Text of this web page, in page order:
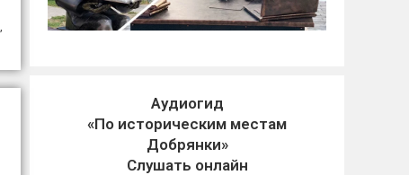
Аудиогид
«По историческим местам
Добрянки»
Слушать онлайн